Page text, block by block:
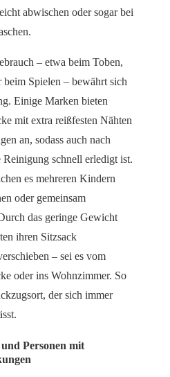
abwischen oder sogar bei
– etwa beim Toben,
Spielen – bewährt sich
Einige Marken bieten
mit extra reißfesten Nähten
an, sodass auch nach
schnell erledigt ist.
es mehreren Kindern
oder gemeinsam
das geringe Gewicht
ihren Sitzsack
– sei es vom
oder ins Wohnzimmer. So
der sich immer
Personen mit